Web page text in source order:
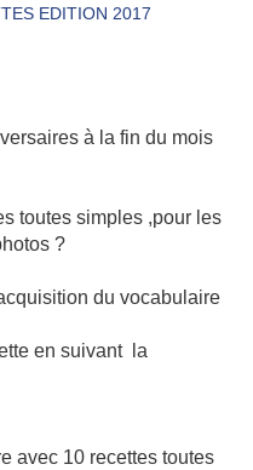
à la fin du mois
toutes simples ,pour les
?
du vocabulaire
en suivant la
avec 10 recettes toutes